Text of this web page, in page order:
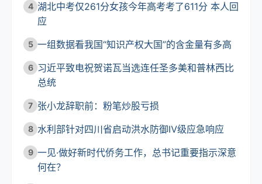
4 湖北中考仅261分女孩今年高考考了611分 本人回
应
5 一组数据看我国“知识产权大国”的含金量有多高
6 习近平致电祝贺诺瓦当选连任圣多美和普林西比
总统
7 张小龙辞职前：粉笔炒股亏损
8 水利部针对四川省启动洪水防御Ⅳ级应急响应
9 一见·做好新时代侨务工作，总书记重要指示深意
何在？